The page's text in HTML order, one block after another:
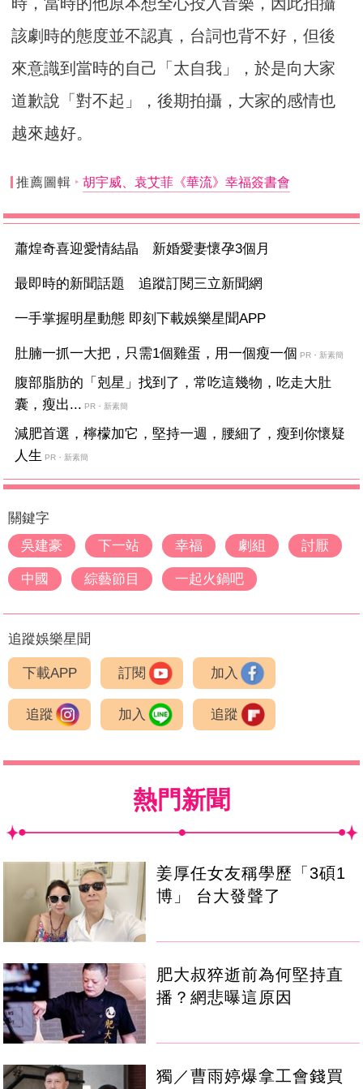
該劇時的態度並不認真，台詞也背不好，但後
來意識到當時的自己「太自我」，於是向大家
道歉說「對不起」，後期拍攝，大家的感情也
越來越好。
推薦圖輯 胡宇威、袁艾菲《華流》幸福簽書會
蕭煌奇喜迎愛情結晶 新婚愛妻懷孕3個月
最即時的新聞話題 追蹤訂閱三立新聞網
一手掌握明星動態 即刻下載娛樂星聞APP
肚腩一抓一大把，只需1個雞蛋，用一個瘦一個 PR・新素簡
腹部脂肪的「剋星」找到了，常吃這幾物，吃走大肚
囊，瘦出... PR・新素簡
減肥首選，檸檬加它，堅持一週，腰細了，瘦到你懷疑
人生 PR・新素簡
關鍵字
吳建豪
下一站 幸福 劇組 討厭
中國 綜藝節目 一起火鍋吧
追蹤娛樂星聞
下載APP 訂閱 加入
追蹤 加入 追蹤
熱門新聞
姜厚任女友稱學歷「3碩1
博」 台大發聲了
肥大叔猝逝前為何堅持直
播？網悲曝這原因
獨／曹雨婷爆拿工會錢買